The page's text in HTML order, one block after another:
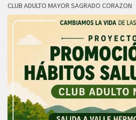
CLUB ADULTO MAYOR SAGRADO CORAZON